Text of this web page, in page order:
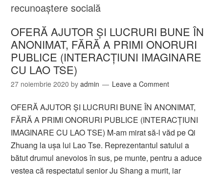
recunoaştere socială
OFERĂ AJUTOR ŞI LUCRURI BUNE ÎN
ANONIMAT, FĂRĂ A PRIMI ONORURI
PUBLICE (INTERACŢIUNI IMAGINARE
CU LAO TSE)
27 noiembrie 2020 byadmin Leave a Comment
OFERĂ AJUTOR ŞI LUCRURI BUNE ÎN ANONIMAT,
FĂRĂ A PRIMI ONORURI PUBLICE (INTERACŢIUNI
IMAGINARE CU LAO TSE) M-am mirat să-l văd pe Qi
Zhuang la uşa lui Lao Tse. Reprezentantul satului a
bătut drumul anevoios în sus, pe munte, pentru a aduce
vestea că respectatul senior Ju Shang a murit, iar